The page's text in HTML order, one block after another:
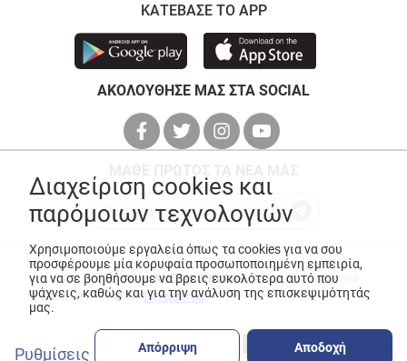
ΚΑΤΕΒΑΣΕ ΤΟ APP
ΑΚΟΛΟΥΘΗΣΕ ΜΑΣ ΣΤΑ SOCIAL
© Copyright 2026ANEDIK Kritikos. All Rights Reserved
Made with
byDesquared
Διαχείριση cookies και
παρόμοιων τεχνολογιών
Χρησιμοποιούμε εργαλεία όπως τα cookies για να σου
προσφέρουμε μία κορυφαία προσωποποιημένη εμπειρία,
για να σε βοηθήσουμε να βρεις ευκολότερα αυτό που
ψάχνεις, καθώς και για την ανάλυση της επισκεψιμότητάς
μας.
Ρυθμίσεις Απόρριψη Αποδοχή